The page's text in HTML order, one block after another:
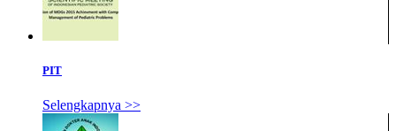
PIT
Selengkapnya >>